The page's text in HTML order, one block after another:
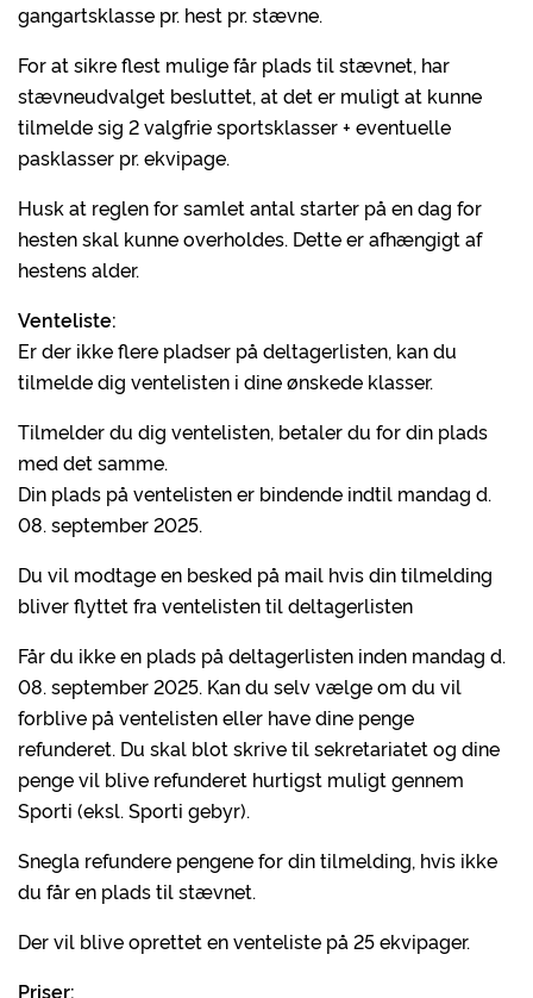
gangartsklasse pr. hest pr. stævne.
For at sikre flest mulige får plads til stævnet, har
stævneudvalget besluttet, at det er muligt at kunne
tilmelde sig 2 valgfrie sportsklasser + eventuelle
pasklasser pr. ekvipage.
Husk at reglen for samlet antal starter på en dag for
hesten skal kunne overholdes. Dette er afhængigt af
hestens alder.
Venteliste:
Er der ikke flere pladser på deltagerlisten, kan du
tilmelde dig ventelisten i dine ønskede klasser.
Tilmelder du dig ventelisten, betaler du for din plads
med det samme.
Din plads på ventelisten er bindende indtil mandag d.
08. september 2025.
Du vil modtage en besked på mail hvis din tilmelding
bliver flyttet fra ventelisten til deltagerlisten
Får du ikke en plads på deltagerlisten inden mandag d.
08. september 2025. Kan du selv vælge om du vil
forblive på ventelisten eller have dine penge
refunderet. Du skal blot skrive til sekretariatet og dine
penge vil blive refunderet hurtigst muligt gennem
Sporti (eksl. Sporti gebyr).
Snegla refundere pengene for din tilmelding, hvis ikke
du får en plads til stævnet.
Der vil blive oprettet en venteliste på 25 ekvipager.
Priser: